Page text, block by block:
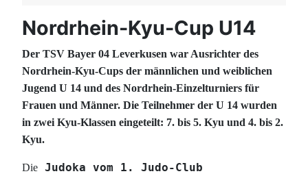
Nordrhein-Kyu-Cup U14
Der TSV Bayer 04 Leverkusen war Ausrichter des
Nordrhein-Kyu-Cups der männlichen und weiblichen
Jugend U 14 und des Nordrhein-Einzelturniers für
Frauen und Männer. Die Teilnehmer der U 14 wurden
in zwei Kyu-Klassen eingeteilt: 7. bis 5. Kyu und 4. bis 2.
Kyu.
Die Judoka vom 1. Judo-Club